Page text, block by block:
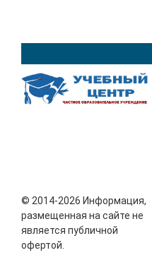
© 2014-2026 Информация,
размещенная на сайте не
является публичной
офертой.